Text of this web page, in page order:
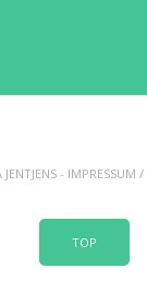
- IMPRESSUM /
TOP